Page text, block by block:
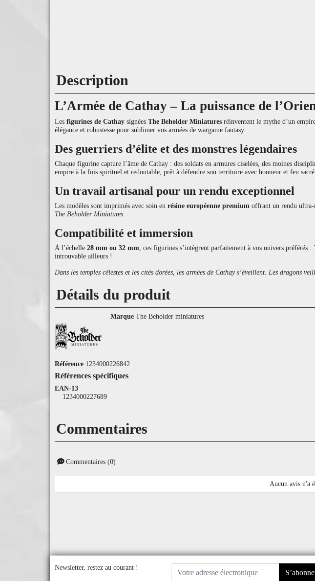
Description
L’Armée de Cathay – La puissance de
Les figurines de Cathay signées The Beholder Miniatures réinventent le mythe d’un
élégance et robustesse pour sublimer vos armées de wargame fantasy.
Des guerriers d’élite et des monstres légendaires
Chaque figurine capture l’âme de Cathay : des soldats en armures ciselées, des moines
empire à la fois spirituel et redoutable, prêt à défendre son territoire avec honneur et feu sacré.
Un travail artisanal pour un rendu exceptionnel
Les modèles sont imprimés avec soin en résine européenne premium offrant un rendu ultra-
The Beholder Miniatures
Compatibilité et immersion
À l’échelle 28 mm ou 32 mm , ces figurines s’intègrent parfaitement à vos univers préférés :
introuvable ailleurs !
Dans les temples célestes et les cités dorées, les armées de Cathay s’éveillent. Les dragons
Détails du produit
Marque The Beholder miniatures
Référence 1234000226842
Références spécifiques
EAN-13
1234000227689
Commentaires
Commentaires (0)
Aucun avis n'a
Newsletter, restez au courant !